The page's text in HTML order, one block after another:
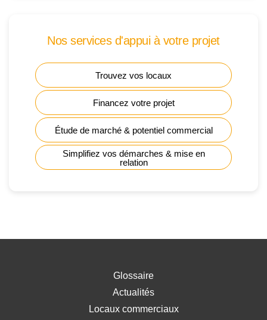
Nos services d'appui à votre projet
Trouvez vos locaux
Financez votre projet
Étude de marché & potentiel commercial
Simplifiez vos démarches & mise en
relation
Glossaire
Actualités
Locaux commerciaux